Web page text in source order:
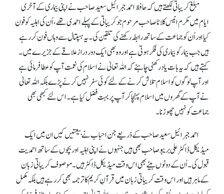
مبلغ کریباتی لکھتے ہیں کہ حافظ احمد جبرائیل سعید صاحب نے اپنی بیماری کے آخری
ایام میں مکرم انیس کلاٹا صاحب مرحوم جو کریباتی کے پہلے احمدی تھے، اُن کی اہلیہ کو فون
کیا اور اُن کو جماعت کے ساتھ رابطہ رکھنے کی تلقین کی۔ یہ ہسپتال سے وہاں فون کر رہے
ہیں جب بیمار کو بیماری کی فکر ہوتی ہے اور وہ بھی ایک دور دراز علاقے کے جزیرے میں۔
کہتے ہیں کہ یہ بات یاد رکھنی چاہئے کہ اللہ تعالیٰ نے اسلام کی نعمت آپ کو عطا فرمائی ہے
اور آپ لوگوں کو اسلام تلاش کرنے کے لئے کوئی سفر نہیں کرنے پڑے بلکہ اللہ تعالیٰ
نے آپ کے گھروں میں اسلام پہنچا کر آپ پر بہت فضل کیا ہے۔ اس لئے کبھی بھی
جماعت کو نہیں چھوڑنا۔
احمد جبرائیل سعید صاحب کے ذریعے جن احباب نے بیعتیں کیں ان میں ایک
میڈیکل ڈاکٹر علی بریبو صاحب بھی ہیں جنہوں نے اپنی اہلیہ اور بچوں کے ساتھ احمدیت
قبول کی۔ اُن کے دونوں بیٹے بھی اس وقت میڈیکل ڈاکٹر ہیں۔ موصوف کریباتی زبان
کے ماہر ہیں اور اس وقت کریباتی زبان میں قرآنِ کریم کا ترجمہ بھی کر رہے ہیں بلکہ مکمل